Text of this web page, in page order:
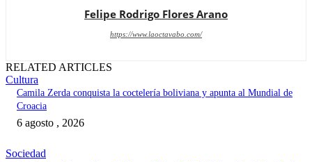
Felipe Rodrigo Flores Arano
https://www.laoctavabo.com/
RELATED ARTICLES
Cultura
Camila Zerda conquista la coctelería boliviana y apunta al Mundial de
Croacia
6 agosto , 2026
Sociedad